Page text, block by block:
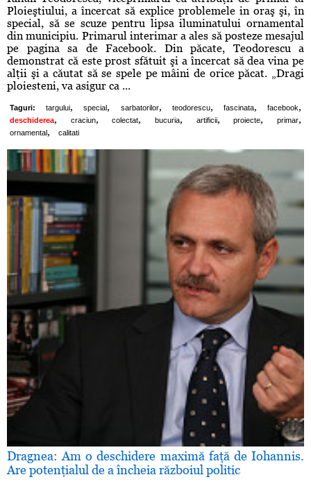
Ploieştiului, a încercat să explice problemele in oraş şi, în
special, să se scuze pentru lipsa iluminatului ornamental
din municipiu. Primarul interimar a ales să posteze mesajul
pe pagina sa de Facebook. Din păcate, Teodorescu a
demonstrat că este prost sfătuit şi a încercat să dea vina pe
alţii şi a căutat să se spele pe mâini de orice păcat. „Dragi
ploiesteni, va asigur ca ...
Taguri: targului, special, sarbatorilor, teodorescu, fascinata, facebook,
deschiderea, craciun, colectat, bucuria, artificii, proiecte, primar,
ornamental, calitati
Dragnea: Am o deschidere maximă faţă de Iohannis.
Are potenţialul de a încheia războiul politic